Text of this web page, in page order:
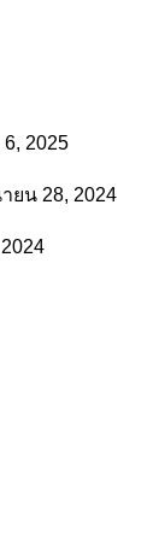
2025
ยน 28, 2024